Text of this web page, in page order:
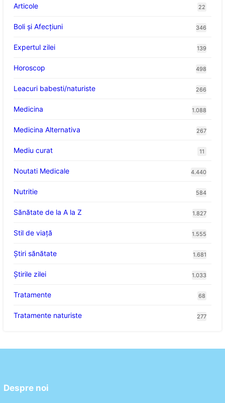
Articole 22
Boli și Afecțiuni 346
Expertul zilei 139
Horoscop 498
Leacuri babesti/naturiste 266
Medicina 1.088
Medicina Alternativa 267
Mediu curat 11
Noutati Medicale 4.440
Nutritie 584
Sănătate de la A la Z 1.827
Stil de viaţă 1.555
Ştiri sănătate 1.681
Știrile zilei 1.033
Tratamente 68
Tratamente naturiste 277
Despre noi